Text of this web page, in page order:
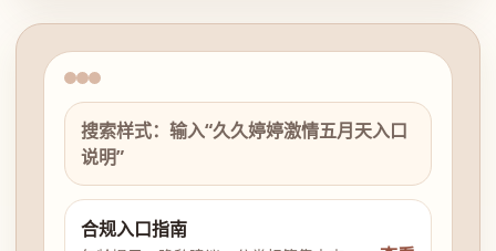
搜索样式：输入“久久婷婷激情五月天入口
说明”
合规入口指南